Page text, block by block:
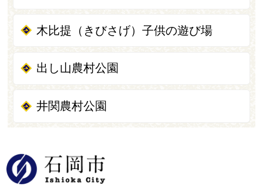
木比提（きびさげ）子供の遊び場
出し山農村公園
井関農村公園